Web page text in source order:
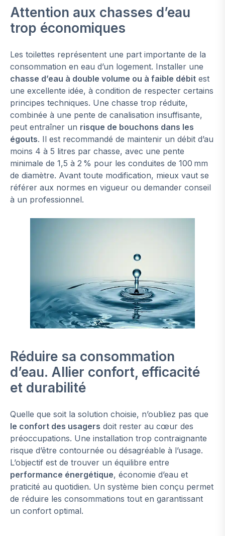
Attention aux chasses d’eau
trop économiques
Les toilettes représentent une part importante de la
consommation en eau d’un logement. Installer une
chasse d’eau à double volume ou à faible débit est
une excellente idée, à condition de respecter certains
principes techniques. Une chasse trop réduite,
combinée à une pente de canalisation insuffisante,
peut entraîner un risque de bouchons dans les
égouts. Il est recommandé de maintenir un débit d’au
moins 4 à 5 litres par chasse, avec une pente
minimale de 1,5 à 2 % pour les conduites de 100 mm
de diamètre. Avant toute modification, mieux vaut se
référer aux normes en vigueur ou demander conseil
à un professionnel.
Réduire sa consommation
d’eau. Allier confort, efficacité
et durabilité
Quelle que soit la solution choisie, n’oubliez pas que
le confort des usagers doit rester au cœur des
préoccupations. Une installation trop contraignante
risque d’être contournée ou désagréable à l’usage.
L’objectif est de trouver un équilibre entre
performance énergétique, économie d’eau et
praticité au quotidien. Un système bien conçu permet
de réduire les consommations tout en garantissant
un confort optimal.